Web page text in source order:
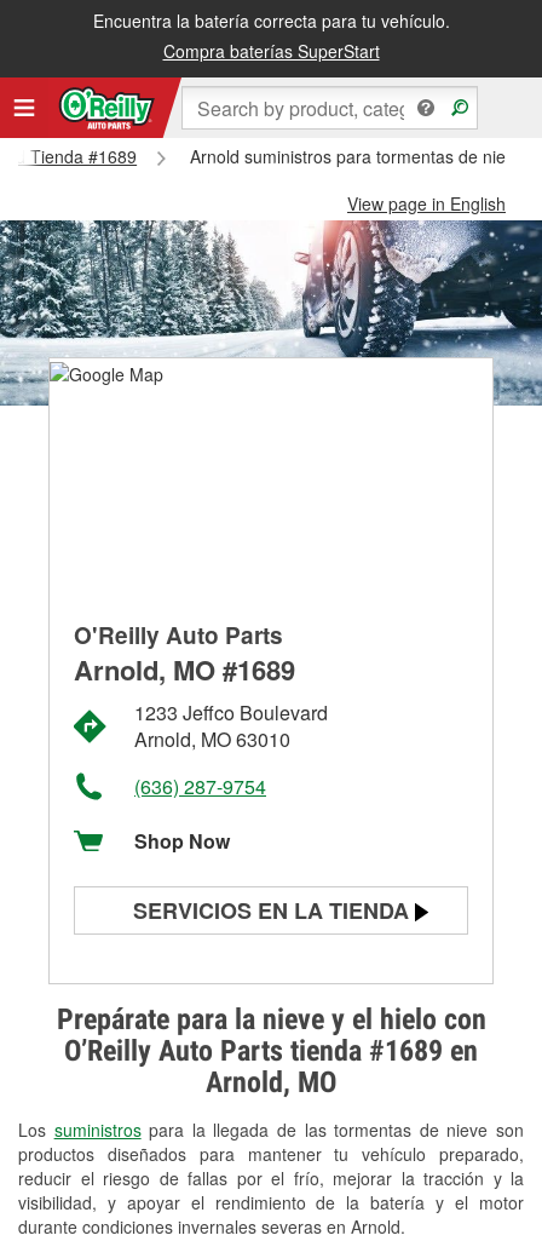
Encuentra la batería correcta para tu vehículo.
Compra baterías SuperStart
Tienda #1689
Arnold suministros para tormentas de nieve
View page in English
Prepárate para la nieve y el hielo con
O’Reilly Auto Parts tienda #1689 en
Arnold, MO
Los suministrospara la llegada de las tormentas de nieve son
productos diseñados para mantener tu vehículo preparado,
reducir el riesgo de fallas por el frío, mejorar la tracción y la
visibilidad, y apoyar el rendimiento de la batería y el motor
durante condiciones invernales severas en Arnold.
O'Reilly Auto Parts
Arnold, MO #1689
1233 Jeffco Boulevard
Arnold, MO 63010
(636) 287-9754
Shop Now
SERVICIOS EN LA TIENDA
Prueba de alternadores y
arrancadores
Revisión de la luz "Check Engine"
Reciclaje de baterías y aceite
Instalación de bombillas de faros
Instalación de limpiaparabrisas